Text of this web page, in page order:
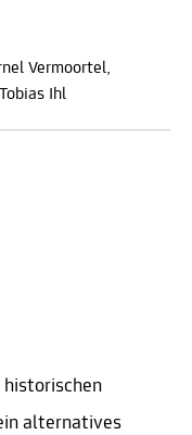
Vermoortel,
Ihl
alternatives